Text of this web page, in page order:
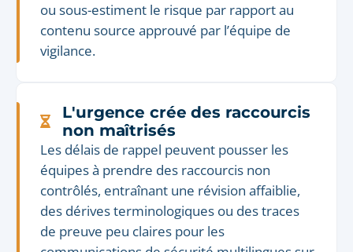
ou sous-estiment le risque par rapport au
contenu source approuvé par l’équipe de
vigilance.
L'urgence crée des raccourcis
non maîtrisés
Les délais de rappel peuvent pousser les
équipes à prendre des raccourcis non
contrôlés, entraînant une révision affaiblie,
des dérives terminologiques ou des traces
de preuve peu claires pour les